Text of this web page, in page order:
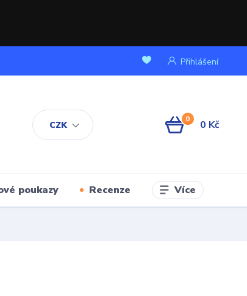
CZK
Přihlášení
0 0 Kč
poukazy Recenze Více